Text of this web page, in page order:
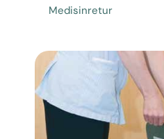
Medisinretur